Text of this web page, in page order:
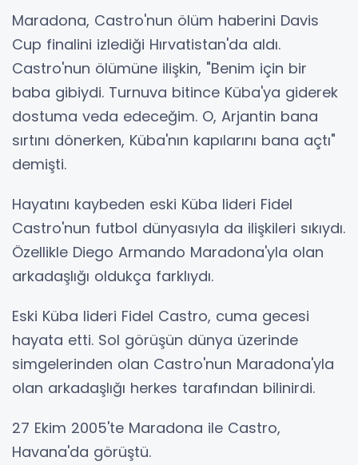
Maradona, Castro'nun ölüm haberini Davis
Cup finalini izlediği Hırvatistan'da aldı.
Castro'nun ölümüne ilişkin, "Benim için bir
baba gibiydi. Turnuva bitince Küba'ya giderek
dostuma veda edeceğim. O, Arjantin bana
sırtını dönerken, Küba'nın kapılarını bana açtı"
demişti.
Hayatını kaybeden eski Küba lideri Fidel
Castro'nun futbol dünyasıyla da ilişkileri sıkıydı.
Özellikle Diego Armando Maradona'yla olan
arkadaşlığı oldukça farklıydı.
Eski Küba lideri Fidel Castro, cuma gecesi
hayata etti. Sol görüşün dünya üzerinde
simgelerinden olan Castro'nun Maradona'yla
olan arkadaşlığı herkes tarafından bilinirdi.
27 Ekim 2005'te Maradona ile Castro,
Havana'da görüştü.